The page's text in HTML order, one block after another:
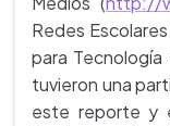
Redes
para Tecnología
tuvieron una
este reporte y